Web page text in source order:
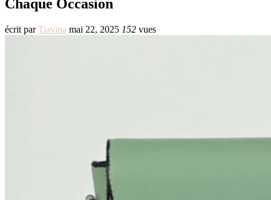
Chaque Occasion
écrit parTiavina mai 22, 2025 152 vues